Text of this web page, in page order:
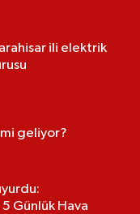
ili elektrik
geliyor?
Günlük Hava